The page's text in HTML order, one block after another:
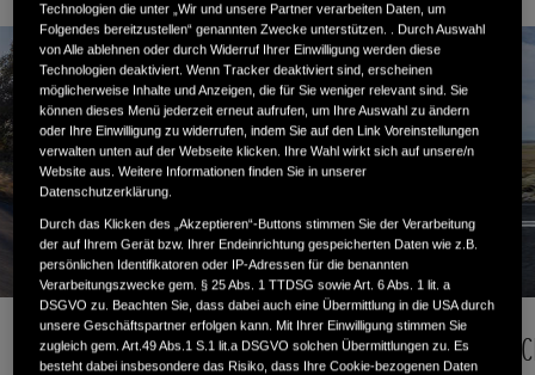
CRF1100L Africa Twin
Technologien die unter „Wir und unsere Partner verarbeiten Daten, um
Folgendes bereitzustellen“ genannten Zwecke unterstützen. . Durch Auswahl
von Alle ablehnen oder durch Widerruf Ihrer Einwilligung werden diese
Technologien deaktiviert. Wenn Tracker deaktiviert sind, erscheinen
möglicherweise Inhalte und Anzeigen, die für Sie weniger relevant sind. Sie
können dieses Menü jederzeit erneut aufrufen, um Ihre Auswahl zu ändern
oder Ihre Einwilligung zu widerrufen, indem Sie auf den Link Voreinstellungen
verwalten unten auf der Webseite klicken. Ihre Wahl wirkt sich auf unsere/n
Website aus. Weitere Informationen finden Sie in unserer
Datenschutzerklärung.
Durch das Klicken des „Akzeptieren“-Buttons stimmen Sie der Verarbeitung
der auf Ihrem Gerät bzw. Ihrer Endeinrichtung gespeicherten Daten wie z.B.
persönlichen Identifikatoren oder IP-Adressen für die benannten
Verarbeitungszwecke gem. § 25 Abs. 1 TTDSG sowie Art. 6 Abs. 1 lit. a
DSGVO zu. Beachten Sie, dass dabei auch eine Übermittlung in die USA durch
unsere Geschäftspartner erfolgen kann. Mit Ihrer Einwilligung stimmen Sie
zugleich gem. Art.49 Abs.1 S.1 lit.a DSGVO solchen Übermittlungen zu. Es
besteht dabei insbesondere das Risiko, dass Ihre Cookie-bezogenen Daten